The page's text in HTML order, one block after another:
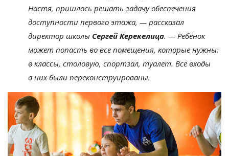
Настя, пришлось решать задачу обеспечения
доступности первого этажа, — рассказал
директор школы Сергей Керекелица. — Ребёнок
может попасть во все помещения, которые нужны:
в классы, столовую, спортзал, туалет. Все входы
в них были переконструированы.